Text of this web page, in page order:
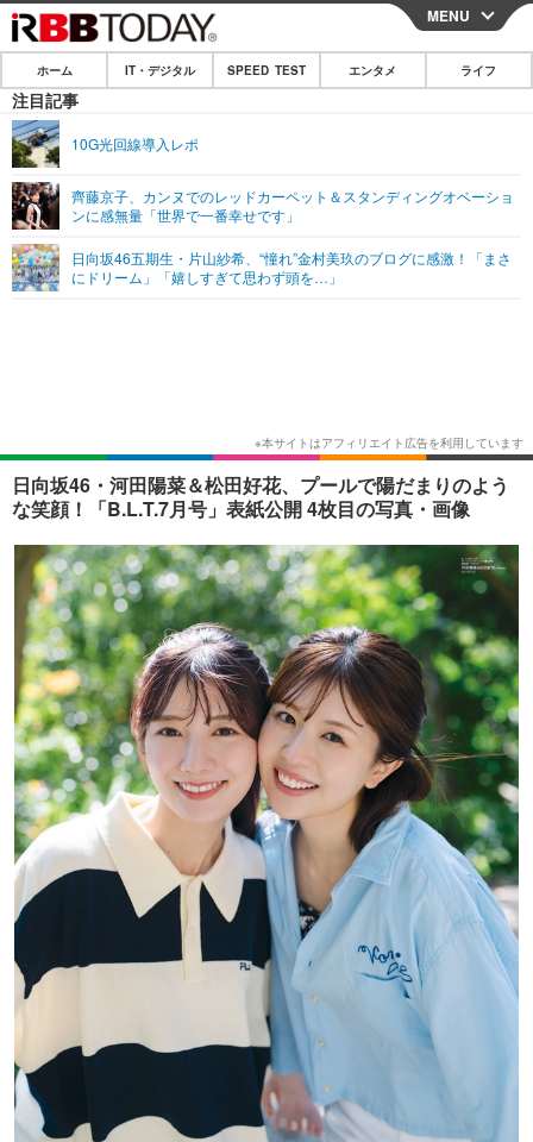
CLOSE
ホーム
IT・デジタル
ネタ
ショッピング その他
SPEED TEST
エンタメ
エンタメTOP
ショッピング その他
ライフ
MENU
ホーム IT・デジタル SPEED TEST エンタメ ライフ
注目記事
10G光回線導入レポ
齊藤京子、カンヌでのレッドカーペット＆スタンディングオベーショ
ンに感無量「世界で一番幸せです」
日向坂46五期生・片山紗希、“憧れ”金村美玖のブログに感激！「まさ
にドリーム」「嬉しすぎて思わず頭を…」
日向坂46・河田陽菜＆松田好花、プールで陽だまりのよう
な笑顔！「B.L.T.7月号」表紙公開 4枚目の写真・画像